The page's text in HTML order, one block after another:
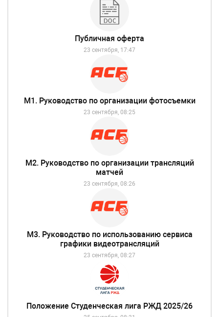
Публичная оферта
23 сентября, 17:47
М1. Руководство по организации фотосъемки
23 сентября, 08:25
М2. Руководство по организации трансляций
матчей
23 сентября, 08:26
М3. Руководство по использованию сервиса
графики видеотрансляций
23 сентября, 08:27
Положение Студенческая лига РЖД 2025/26